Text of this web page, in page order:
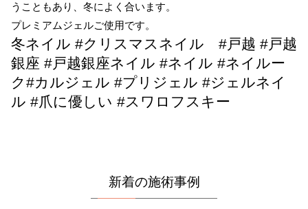
うこともあり、冬によく合います。
プレミアムジェルご使用です。
冬ネイル #クリスマスネイル #戸越 #戸越
銀座 #戸越銀座ネイル #ネイル #ネイルー
ク#カルジェル #プリジェル #ジェルネイ
ル #爪に優しい #スワロフスキー
新着の施術事例